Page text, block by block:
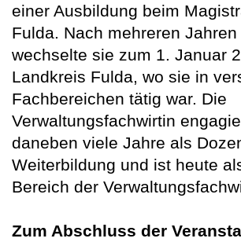
einer Ausbildung beim
Fulda. Nach mehreren Jahren
wechselte sie zum 1. Januar
Landkreis Fulda, wo sie in
Fachbereichen tätig war. Die
Verwaltungsfachwirtin
daneben viele Jahre als
Weiterbildung und ist heute
Bereich der
Zum Abschluss der